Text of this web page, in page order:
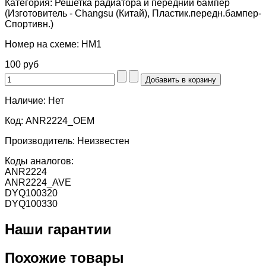
Категория: Решетка радиатора и передний бампер
(Изготовитель - Changsu (Китай), Пластик.передн.бампер-
Спортивн.)
Номер на схеме: HM1
100 руб
Наличие: Нет
Код: ANR2224_OEM
Производитель: Неизвестен
Коды аналогов:
ANR2224
ANR2224_AVE
DYQ100320
DYQ100330
Наши гарантии
Похожие товары